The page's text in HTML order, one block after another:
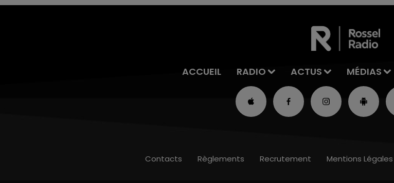
ACCUEIL RADIO ACTUS MÉDIAS
Contacts Règlements Recrutement Mentions Légales